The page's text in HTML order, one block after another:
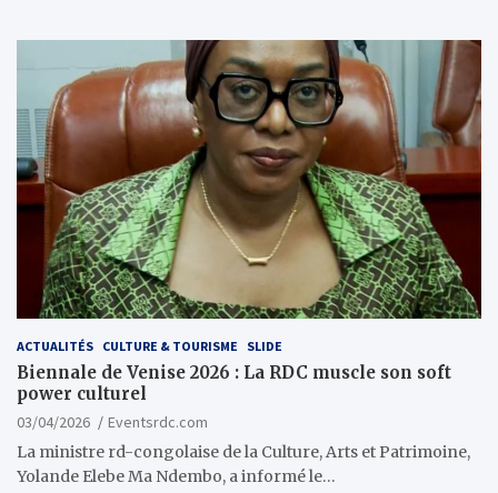
ACTUALITÉS CULTURE & TOURISME SLIDE
Biennale de Venise 2026 : La RDC muscle son soft
power culturel
03/04/2026
Eventsrdc.com
La ministre rd-congolaise de la Culture, Arts et Patrimoine,
Yolande Elebe Ma Ndembo, a informé le…